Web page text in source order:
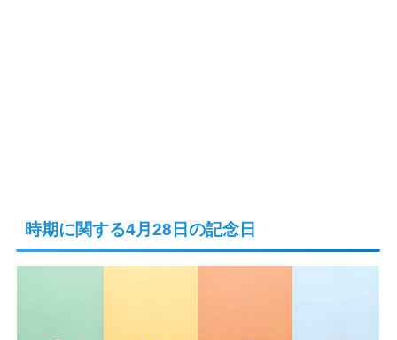
時期に関する4月28日の記念日